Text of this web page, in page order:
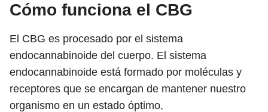
Cómo funciona el CBG
El CBG es procesado por el sistema
endocannabinoide del cuerpo. El sistema
endocannabinoide está formado por moléculas y
receptores que se encargan de mantener nuestro
organismo en un estado óptimo,